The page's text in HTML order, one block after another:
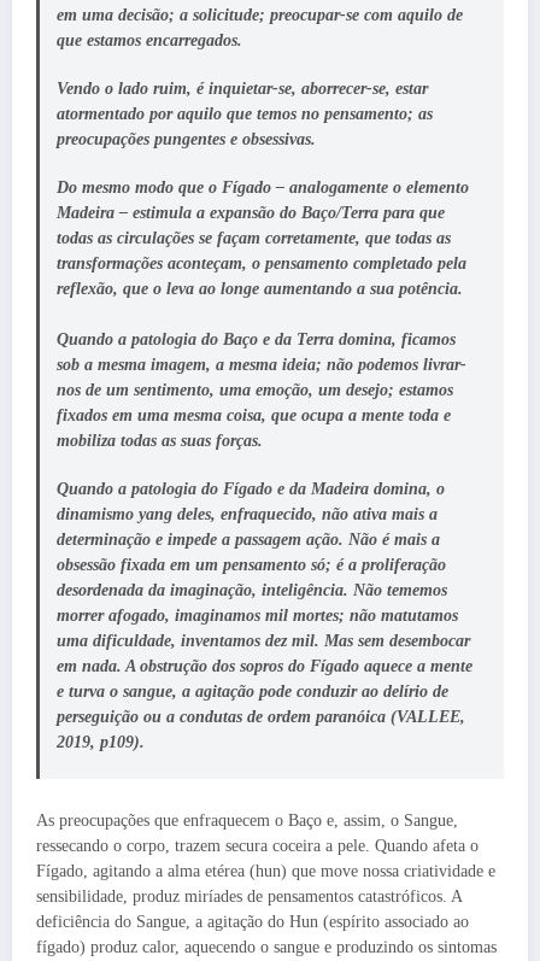
em uma decisão; a solicitude; preocupar-se com aquilo de
que estamos encarregados.
Vendo o lado ruim, é inquietar-se, aborrecer-se, estar
atormentado por aquilo que temos no pensamento; as
preocupações pungentes e obsessivas.
Do mesmo modo que o Fígado – analogamente o elemento
Madeira – estimula a expansão do Baço/Terra para que
todas as circulações se façam corretamente, que todas as
transformações aconteçam, o pensamento completado pela
reflexão, que o leva ao longe aumentando a sua potência.
Quando a patologia do Baço e da Terra domina, ficamos
sob a mesma imagem, a mesma ideia; não podemos livrar-
nos de um sentimento, uma emoção, um desejo; estamos
fixados em uma mesma coisa, que ocupa a mente toda e
mobiliza todas as suas forças.
Quando a patologia do Fígado e da Madeira domina, o
dinamismo yang deles, enfraquecido, não ativa mais a
determinação e impede a passagem ação. Não é mais a
obsessão fixada em um pensamento só; é a proliferação
desordenada da imaginação, inteligência. Não tememos
morrer afogado, imaginamos mil mortes; não matutamos
uma dificuldade, inventamos dez mil. Mas sem desembocar
em nada. A obstrução dos sopros do Fígado aquece a mente
e turva o sangue, a agitação pode conduzir ao delírio de
perseguição ou a condutas de ordem paranóica (VALLEE,
2019, p109).
As preocupações que enfraquecem o Baço e, assim, o Sangue,
ressecando o corpo, trazem secura coceira a pele. Quando afeta o
Fígado, agitando a alma etérea (hun) que move nossa criatividade e
sensibilidade, produz miríades de pensamentos catastróficos. A
deficiência do Sangue, a agitação do Hun (espírito associado ao
fígado) produz calor, aquecendo o sangue e produzindo os sintomas